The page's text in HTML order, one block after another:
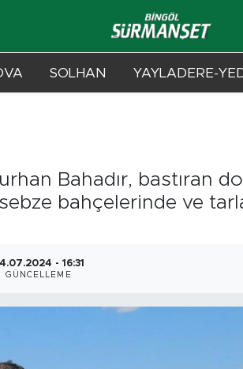
SOLHAN YAYLADERE-
Bahadır, bastıran
bahçelerinde ve
- 16:31
GÜNCELLEME